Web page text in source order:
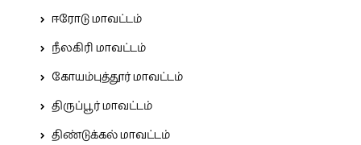
ஈரோடு மாவட்டம்
நீலகிரி மாவட்டம்
கோயம்புத்தூர் மாவட்டம்
திருப்பூர் மாவட்டம்
திண்டுக்கல் மாவட்டம்